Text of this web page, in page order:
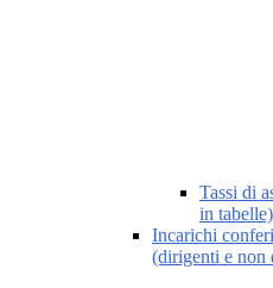
Tassi di
in tabelle)
Incarichi
(dirigenti e non